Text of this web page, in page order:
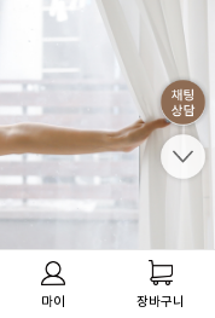
마이 장바구니